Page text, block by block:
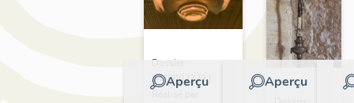
Aperçu
Dossier
IM78002723 |
Aperçu